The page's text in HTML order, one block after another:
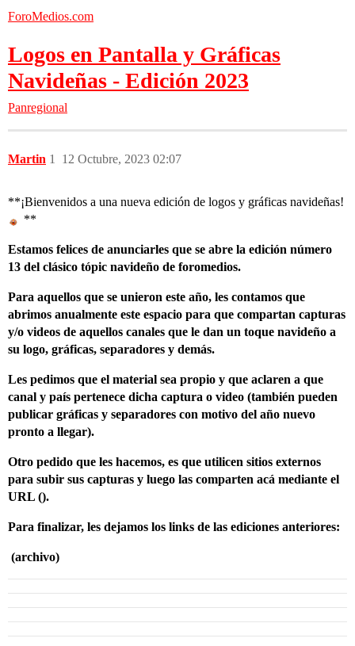
ForoMedios.com
Logos en Pantalla y Gráficas
Navideñas - Edición 2023
Panregional
Martin 12 Octubre, 2023 02:07
1
**¡Bienvenidos a una nueva edición de logos y gráficas navideñas!
**
Estamos felices de anunciarles que se abre la edición número
13 del clásico tópic navideño de foromedios.
Para aquellos que se unieron este año, les contamos que
abrimos anualmente este espacio para que compartan capturas
y/o videos de aquellos canales que le dan un toque navideño a
su logo, gráficas, separadores y demás.
Les pedimos que el material sea propio y que aclaren a que
canal y país pertenece dicha captura o video (también pueden
publicar gráficas y separadores con motivo del año nuevo
pronto a llegar).
Otro pedido que les hacemos, es que utilicen sitios externos
para subir sus capturas y luego las comparten acá mediante el
URL ().
Para finalizar, les dejamos los links de las ediciones anteriores:
(archivo)